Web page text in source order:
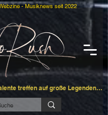
treffen auf große Legenden…
- Musiknews seit 2022